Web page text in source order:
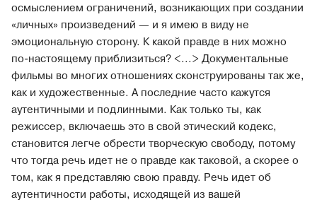
осмыслением ограничений, возникающих при создании
«личных» произведений — и я имею в виду не
эмоциональную сторону. К какой правде в них можно
по-настоящему приблизиться? <...> Документальные
фильмы во многих отношениях сконструированы так же,
как и художественные. А последние часто кажутся
аутентичными и подлинными. Как только ты, как
режиссер, включаешь это в свой этический кодекс,
становится легче обрести творческую свободу, потому
что тогда речь идет не о правде как таковой, а скорее о
том, как я представляю свою правду. Речь идет об
аутентичности работы, исходящей из вашей